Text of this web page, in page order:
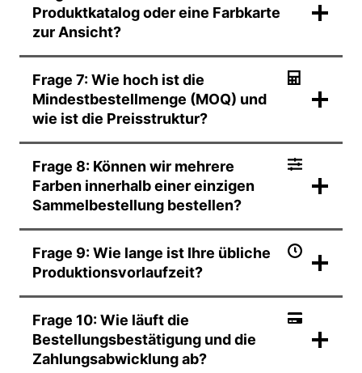
Produktkatalog oder eine Farbkarte
zur Ansicht?
Frage 7: Wie hoch ist die
Mindestbestellmenge (MOQ) und
wie ist die Preisstruktur?
Frage 8: Können wir mehrere
Farben innerhalb einer einzigen
Sammelbestellung bestellen?
Frage 9: Wie lange ist Ihre übliche
Produktionsvorlaufzeit?
Frage 10: Wie läuft die
Bestellungsbestätigung und die
Zahlungsabwicklung ab?